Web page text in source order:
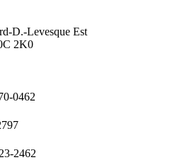
D.-Levesque Est
2K0
0462
2462